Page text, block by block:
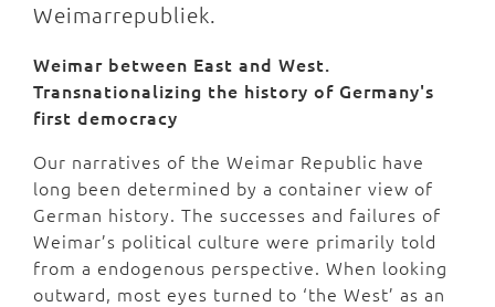
Weimarrepubliek.
Weimar between East and West.
Transnationalizing the history of Germany's
first democracy
Our narratives of the Weimar Republic have
long been determined by a container view of
German history. The successes and failures of
Weimar’s political culture were primarily told
from a endogenous perspective. When looking
outward, most eyes turned to ‘the West’ as an